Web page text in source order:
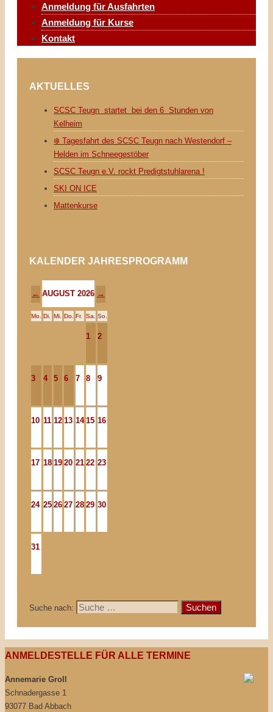
Anmeldung für Ausfahrten
Anmeldung für Kurse
Kontakt
AKTUELLES
SCSC Teugn startet bei den 6 Stunden von
Kelheim
❄️ Tagesfahrt des SCSC Teugn nach Westendorf –
Helden im Schneegestöber
SCSC Teugn e.V. rockt Predigtstuhlarena !
SKI ON ICE
Mattenkurse
KALENDER JAHRESPROGRAMM
← AUGUST 2026 →
Mo. Di. Mi. Do. Fr. Sa. So.
1 2
3 4 5 6 7 8 9
10 11 12 13 14 15 16
17 18 19 20 21 22 23
24 25 26 27 28 29 30
31
Suche nach:
ANMELDESTELLE FÜR ALLE TERMINE
Annemarie Groll
Schnadergasse 1
93077 Bad Abbach